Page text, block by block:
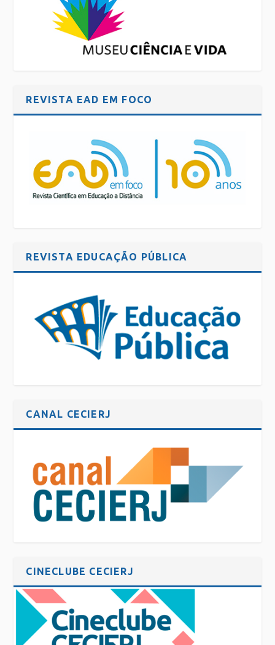
REVISTA EAD EM FOCO
REVISTA EDUCAÇÃO PÚBLICA
CANAL CECIERJ
CINECLUBE CECIERJ